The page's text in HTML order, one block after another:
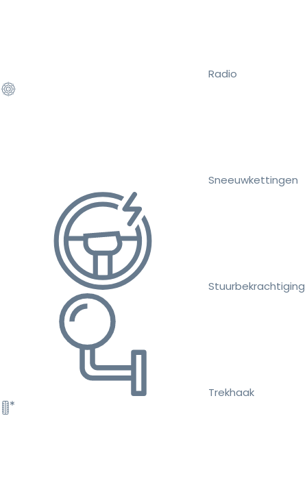
Radio
Sneeuwkettingen
Stuurbekrachtiging
Trekhaak